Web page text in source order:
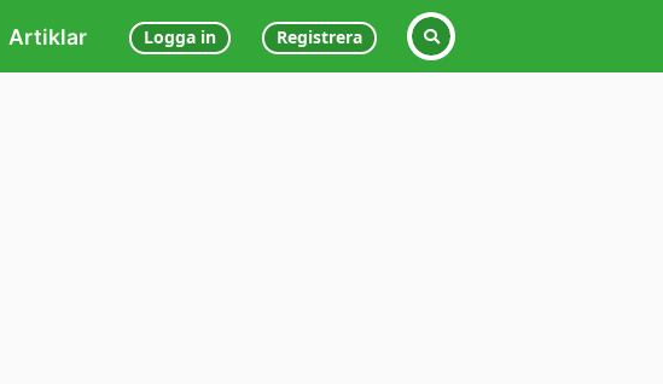
Artiklar Logga in Registrera